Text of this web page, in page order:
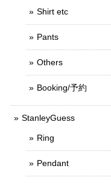
Shirt etc
Pants
Others
Booking/予約
StanleyGuess
Ring
Pendant